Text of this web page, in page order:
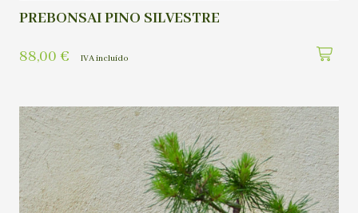
PREBONSAI PINO SILVESTRE
88,00 € IVA incluído